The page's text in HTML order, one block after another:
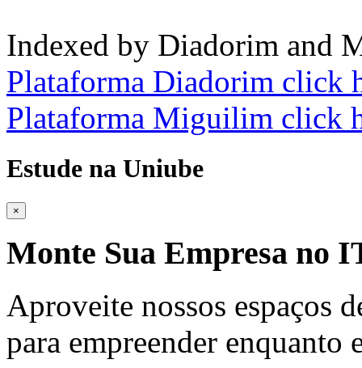
Indexed by Diadorim and
Plataforma Diadorim click
Plataforma Miguilim click
Estude na Uniube
×
Monte Sua Empresa no
Aproveite nossos espaços
para empreender enquanto